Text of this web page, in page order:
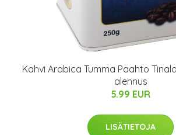
Kahvi Arabica Tumma Paahto
alennus
5.99 EUR
LISÄTIETOJA